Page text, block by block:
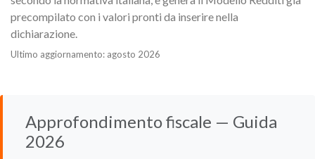
precompilato con i valori pronti da inserire nella
dichiarazione.
Ultimo aggiornamento: agosto 2026
Approfondimento fiscale — Guida
2026